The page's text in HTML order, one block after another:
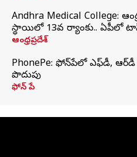
Andhra Medical College:
స్థాయిలో 13వ ర్యాంకు.. ఏపీలో
ఆంధ్రప్రదేశ్
PhonePe: ఫోన్‌పేలో ఎఫ్‌డీ, ఆర్‌డీ
పొదుపు
ఫోన్‌ పే